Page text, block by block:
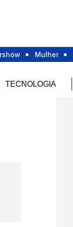
Mulher
TECNOLOGIA